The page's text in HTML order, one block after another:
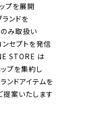
プを展開
ンドを
み取扱い
セプトを発信
STORE は
プを集約し
ンドアイテムを
提案いたします